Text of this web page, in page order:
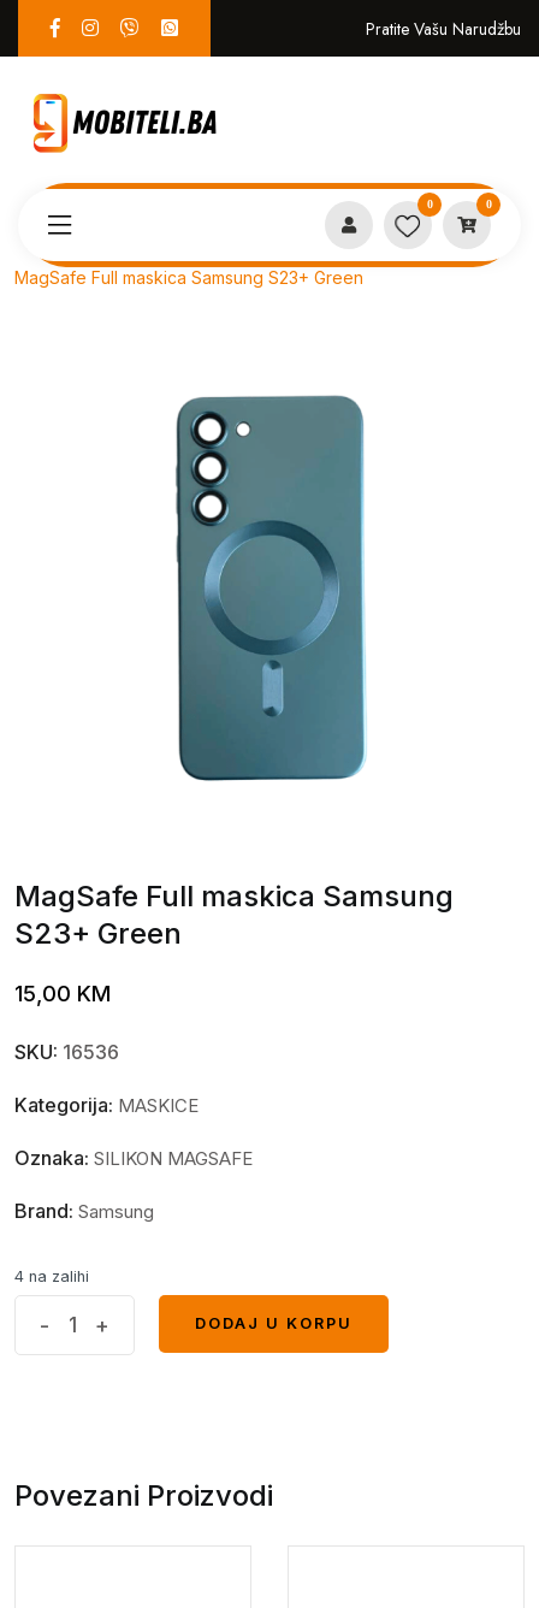
Pratite Vašu Narudžbu
0 0
MagSafe Full maskica Samsung S23+ Green
MagSafe Full maskica Samsung
S23+ Green
15,00 KM
SKU: 16536
Kategorija: MASKICE
Oznaka: SILIKON MAGSAFE
Brand: Samsung
4 na zalihi
Green
- +
DODAJ U KORPU
Povezani Proizvodi